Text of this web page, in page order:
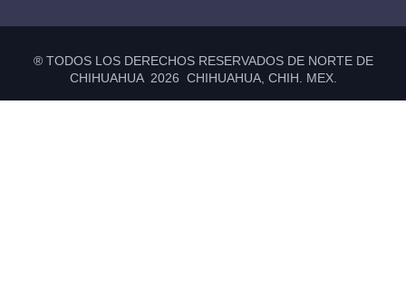
® TODOS LOS DERECHOS RESERVADOS DE NORTE DE
CHIHUAHUA 2026 CHIHUAHUA, CHIH. MEX.